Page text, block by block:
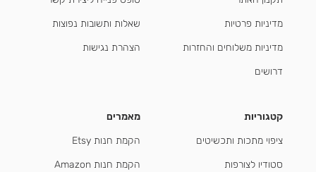
מדיניות פרטיות
מדיניות משלוחים והחזרות
דרושים
שאלות ותשובות נפוצות
הצהרת נגישות
קטגוריות
ציפוי מתכות ותכשיטים
סטודיו לצורפות
מאמרים
הקמת חנות Etsy
הקמת חנות Amazon